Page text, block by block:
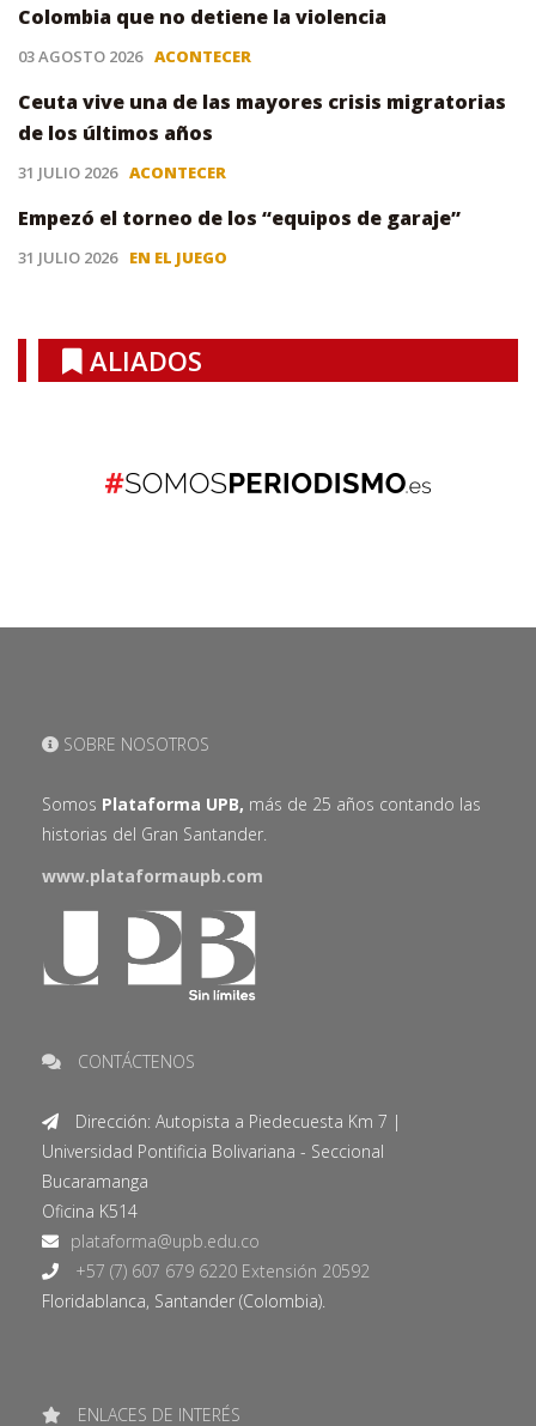
Colombia que no detiene la violencia
03 AGOSTO 2026 ACONTECER
Ceuta vive una de las mayores crisis migratorias
de los últimos años
31 JULIO 2026 ACONTECER
Empezó el torneo de los “equipos de garaje”
31 JULIO 2026 EN EL JUEGO
ALIADOS
SOBRE NOSOTROS
Somos Plataforma UPB, más de 25 años contando las
historias del Gran Santander.
www.plataformaupb.com
CONTÁCTENOS
Dirección: Autopista a Piedecuesta Km 7 |
Universidad Pontificia Bolivariana - Seccional
Bucaramanga
Oficina K514
+57 (7) 607 679 6220 Extensión 20592
Floridablanca, Santander (Colombia).
ENLACES DE INTERÉS